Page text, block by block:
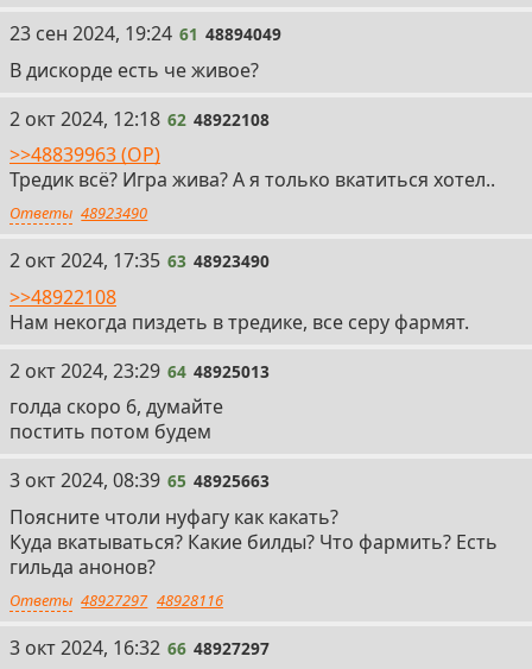
61
23 сен 2024, 19:24 61 48894049
В дискорде есть че живое?
62
2 окт 2024, 12:18 62 48922108
>>48839963 (OP)
Тредик всё? Игра жива? А я только вкатиться хотел..
Ответы 48923490
63
2 окт 2024, 17:35 63 48923490
>>48922108
Нам некогда пиздеть в тредике, все серу фармят.
64
2 окт 2024, 23:29 64 48925013
голда скоро 6, думайте
постить потом будем
65
3 окт 2024, 08:39 65 48925663
Поясните чтоли нуфагу как какать?
Куда вкатываться? Какие билды? Что фармить? Есть
гильда анонов?
Ответы 48927297 48928116
66
3 окт 2024, 16:32 66 48927297